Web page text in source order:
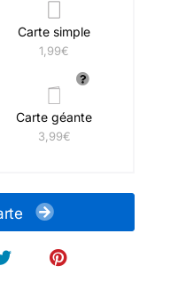
Carte simple
1,99€
Carte géante
3,99€